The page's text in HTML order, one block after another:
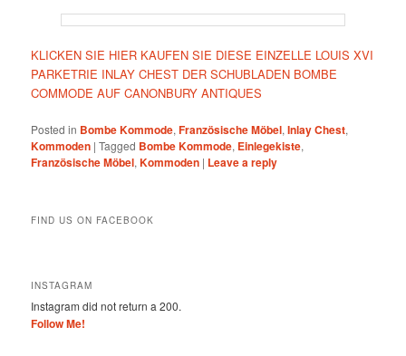
KLICKEN SIE HIER KAUFEN SIE DIESE EINZELLE LOUIS XVI
PARKETRIE INLAY CHEST DER SCHUBLADEN BOMBE
COMMODE AUF CANONBURY ANTIQUES
Posted in Bombe Kommode,Französische Möbel,Inlay Chest,
Kommoden |Tagged Bombe Kommode, Einlegekiste,
Französische Möbel,Kommoden | Leave a reply
FIND US ON FACEBOOK
INSTAGRAM
Instagram did not return a 200.
Follow Me!